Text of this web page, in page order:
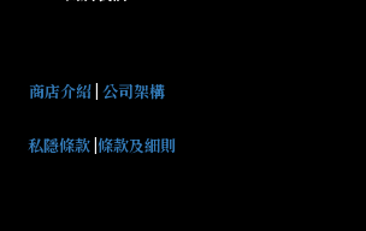
商店介紹| 公司架構
私隱條款 條款及細則